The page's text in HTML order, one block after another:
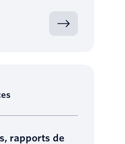
rapports de